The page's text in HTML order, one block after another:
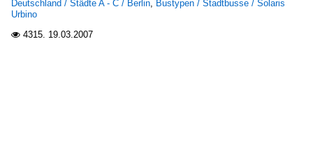
Deutschland / Städte A - C / Berlin, Bustypen / Stadtbusse / Solaris
Urbino
 4315. 19.03.2007